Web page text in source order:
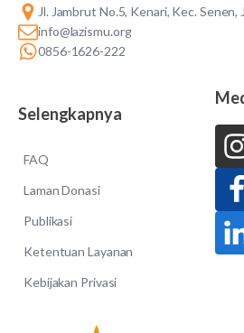
Jl. Jambrut No.5, Kenari, Kec.
info@lazismu.org
0856-1626-222
Selengkapnya
FAQ
Laman Donasi
Publikasi
Ketentuan Layanan
Kebijakan Privasi